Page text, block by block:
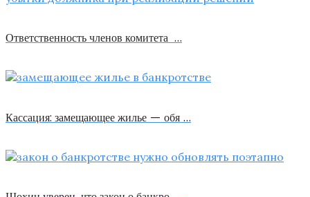
Ответственность членов комитета …
Кассация: замещающее жилье — обя …